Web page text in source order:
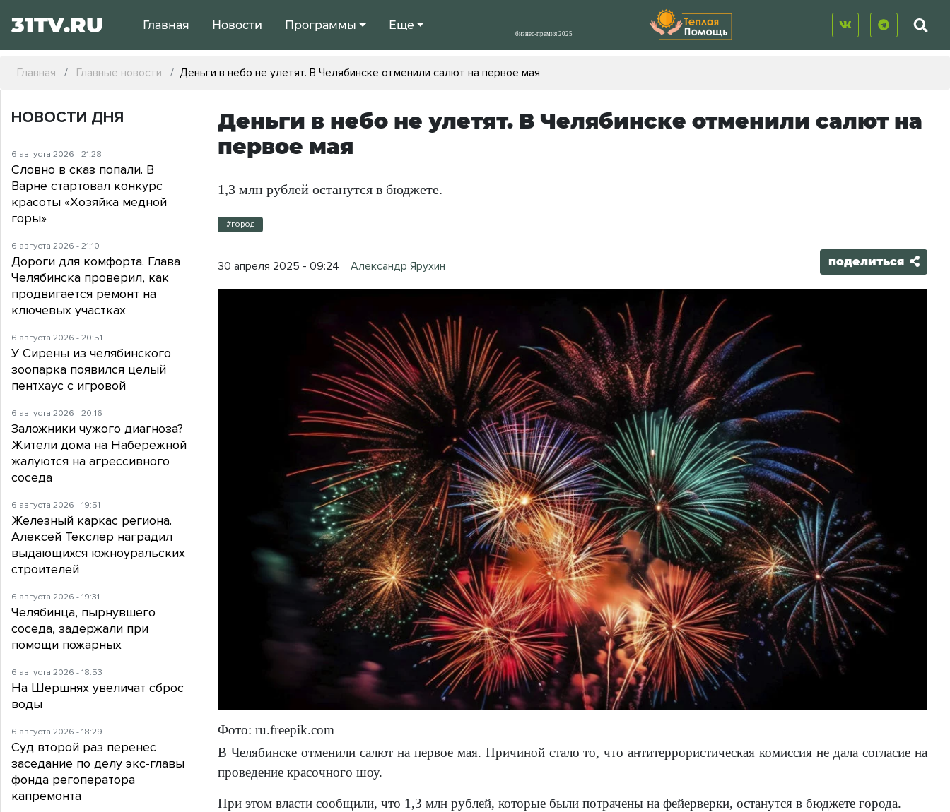
31TV.RU Главная Новости Программы Еще
Главная Главные новости Деньги в небо не улетят. В Челябинске отменили салют на первое мая
Деньги в небо не улетят. В Челябинске отменили салют на
первое мая
1,3 млн рублей останутся в бюджете.
#город
30 апреля 2025 - 09:24 Александр Ярухин поделиться
Фото: ru.freepik.com
В Челябинске отменили салют на первое мая. Причиной стало то, что антитеррористическая комиссия не дала согласие на
проведение красочного шоу.
При этом власти сообщили, что 1,3 млн рублей, которые были потрачены на фейерверки, останутся в бюджете города.
НОВОСТИ ДНЯ
6 августа 2026 - 21:28
Словно в сказ попали. В
Варне стартовал конкурс
красоты «Хозяйка медной
горы»
6 августа 2026 - 21:10
Дороги для комфорта. Глава
Челябинска проверил, как
продвигается ремонт на
ключевых участках
6 августа 2026 - 20:51
У Сирены из челябинского
зоопарка появился целый
пентхаус с игровой
6 августа 2026 - 20:16
Заложники чужого диагноза?
Жители дома на Набережной
жалуются на агрессивного
соседа
6 августа 2026 - 19:51
Железный каркас региона.
Алексей Текслер наградил
выдающихся южноуральских
строителей
6 августа 2026 - 19:31
Челябинца, пырнувшего
соседа, задержали при
помощи пожарных
6 августа 2026 - 18:53
На Шершнях увеличат сброс
воды
6 августа 2026 - 18:29
Суд второй раз перенес
заседание по делу экс-главы
фонда регоператора
капремонта